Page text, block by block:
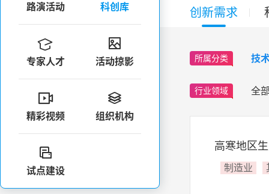
创新需求
路演活动 科创库

专家人才

活动掠影

精彩视频

组织机构

试点建设
所属分类 技
行业领域 全
高寒地区
制造业